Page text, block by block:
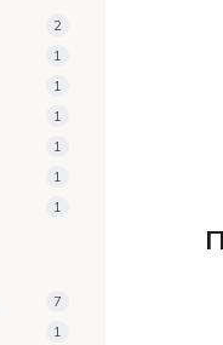
2
1
1
1
1
1
1
7
1